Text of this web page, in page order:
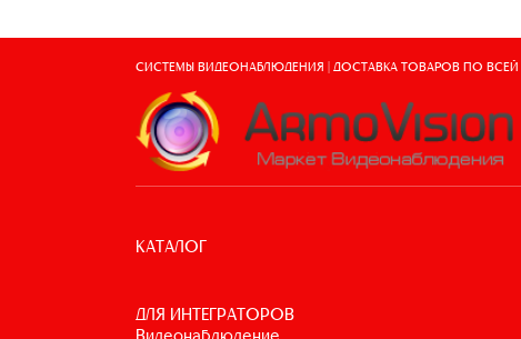
СИСТЕМЫ ВИДЕОНАБЛЮДЕНИЯ | ДОСТАВКА ТОВАРОВ ПО ВСЕЙ
КАТАЛОГ
ДЛЯ ИНТЕГРАТОРОВ
видеонаблюдение